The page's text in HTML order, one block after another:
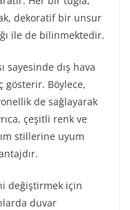
dekoratif bir unsur
ile de bilinmektedir.
sayesinde dış hava
gösterir. Böylece,
de sağlayarak
çeşitli renk ve
stillerine uyum
değiştirmek için
duvar